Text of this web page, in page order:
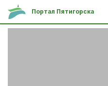
Портал Пятигорска